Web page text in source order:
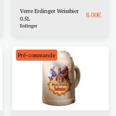
Verre Erdinger Weissbier
0.5L
8.00€
Erdinger
Pré-commande